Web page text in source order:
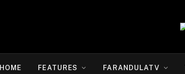
HOME FEATURES FARANDULATV